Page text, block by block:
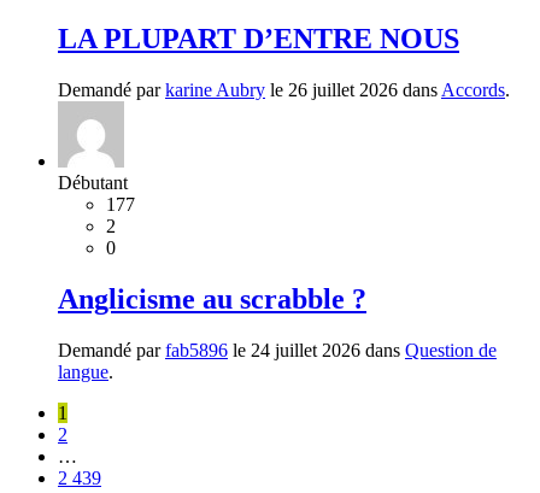
LA PLUPART D’ENTRE NOUS
Demandé parkarine Aubry le 26 juillet 2026 dans Accords.
Débutant
177
2
0
Anglicisme au scrabble ?
Demandé parfab5896 le 24 juillet 2026 dans Question de
langue.
1
2
…
2 439